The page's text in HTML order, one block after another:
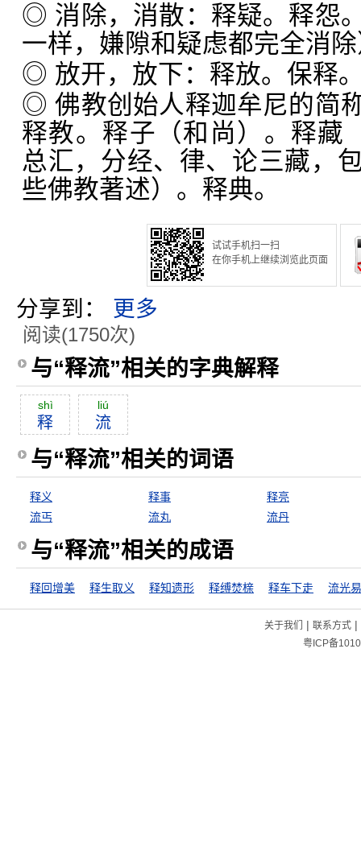
◎ 消除，消散：释疑。释怨
一样，嫌隙和疑虑都完全消
◎ 放开，放下：释放。保释
◎ 佛教创始人释迦牟尼的简
释教。释子（和尚）。释藏
总汇，分经、律、论三藏，
些佛教著述）。释典。
试试手机扫一扫
在你手机上继续浏览此页面
分享到： 更多
阅读(1750次)
与“释流”相关的字典解释
shì
释
liú
流
与“释流”相关的词语
释义 释事
释亮
流丐
流丸 流丹
与“释流”相关的成语
释回增美 释生取义 释知遗形 释缚焚榇 释车下走 流光
关于我们 | 联系方式|
粤ICP备